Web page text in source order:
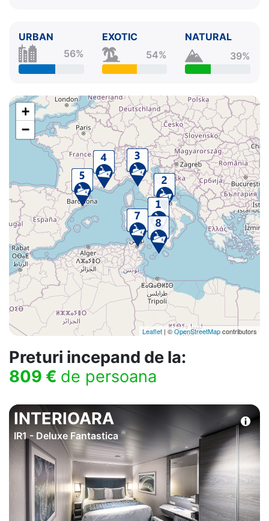
URBAN
56%
EXOTIC
54%
NATURAL
39%
+
−
Leaflet | ©OpenStreetMapcontributors
Preturi incepand de la:
809 € de persoana
INTERIOARA
IR1 - Deluxe Fantastica